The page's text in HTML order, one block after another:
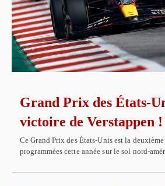
Grand Prix des États-
victoire de Verstappen !
Ce Grand Prix des États-Unis est la
programmées cette année sur le sol nord-